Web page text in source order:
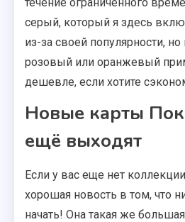
серый, который я здесь
из-за своей популярности,
розовый или оранжевый
дешевле, если хотите
Новые карты
ещё выходят
Если у вас еще нет
хорошая новость в том, что
начать! Она такая же